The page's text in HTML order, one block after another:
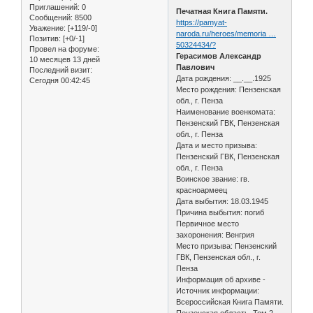
Приглашений: 0
Сообщений: 8500
Уважение: [+119/-0]
Позитив: [+0/-1]
Провел на форуме:
10 месяцев 13 дней
Последний визит:
Сегодня 00:42:45
Печатная Книга Памяти.
https://pamyat-
naroda.ru/heroes/memoria …
50324434/?
Герасимов Александр
Павлович
Дата рождения: __.__.1925
Место рождения: Пензенская
обл., г. Пенза
Наименование военкомата:
Пензенский ГВК, Пензенская
обл., г. Пенза
Дата и место призыва:
Пензенский ГВК, Пензенская
обл., г. Пенза
Воинское звание: гв.
красноармеец
Дата выбытия: 18.03.1945
Причина выбытия: погиб
Первичное место
захоронения: Венгрия
Место призыва: Пензенский
ГВК, Пензенская обл., г.
Пенза
Информация об архиве -
Источник информации:
Всероссийская Книга Памяти.